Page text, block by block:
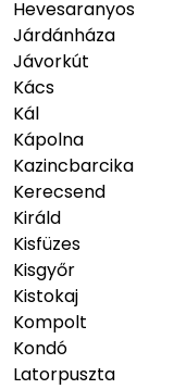
Hevesaranyos
Járdánháza
Jávorkút
Kács
Kál
Kápolna
Kazincbarcika
Kerecsend
Királd
Kisfüzes
Kisgyőr
Kistokaj
Kompolt
Kondó
Latorpuszta